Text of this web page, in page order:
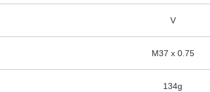
V
M37 x 0.75
134g